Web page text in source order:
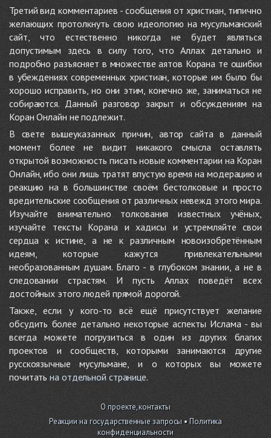
Третий вид комментариев - сообщения от христиан, типично
желающих протолкнуть свою идеологию на мусульманский
сайт, что естественно никогда не будет являться
допустимым здесь в силу того, что Аллах детально и
подробно разъясняет в множестве аятов Корана те ошибки
в убеждениях современных христиан, которые им было бы
хорошо исправить, но они этим, конечно же, заниматься не
собираются. Данный разговор закрыт и обсуждениям на
Коран Онлайн не подлежит.
В свете вышеуказанных причин, автор сайта в данный
момент более не видит никакого смысла оставлять
открытой возможность писать новые комментарии на Коран
Онлайн, ибо они лишь тратят впустую время на модерацию и
реакцию на в большинстве своём бестолковые и просто
вредительские сообщения от различных невежд этого мира.
Изучайте внимательно толкования известных учёных,
изучайте тексты Корана и хадисы и устремляйте свои
сердца к истине, а не к различным новоизобретённым
идеям, которые кажутся привлекательными
необразованным душам. Благо - в глубоком знании, а не в
следовании страстям. И пусть Аллах поведёт всех
достойных этого людей прямой дорогой.
Также, если у кого-то всё ещё присутствует желание
обсудить более детально некоторые аспекты Ислама - вы
всегда можете погрузиться в один из других благих
проектов и сообществ, которыми занимаются другие
русскоязычные мусульмане, и о которых вы можете
почитатьна отдельной странице.
О проекте, контакты
Реакции на государственные запросы •Политика
конфиденциальности